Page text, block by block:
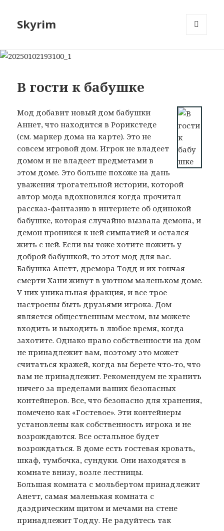
Skyrim
В гости к бабушке
Мод добавит новый дом бабушки
Аннет, что находится в Рорикстеде
(см. маркер дома на карте). Это не
совсем игровой дом. Игрок не владеет
домом и не владеет предметами в
этом доме. Это больше похоже на дань
уважения трогательной истории, которой
автор мода вдохновился когда прочитал
рассказ-фантазию в интернете об одинокой
бабушке, которая случайно вызвала демона, и
демон проникся к ней симпатией и остался
жить с ней. Если вы тоже хотите пожить у
доброй бабушкой, то этот мод для вас.
Бабушка Анетт, дремора Тодд и их гончая
смерти Хани живут в уютном маленьком доме.
У них уникальная фракция, и все трое
настроены быть друзьями игрока. Дом
является общественным местом, вы можете
входить и выходить в любое время, когда
захотите. Однако право собственности на дом
не принадлежит вам, поэтому это может
считаться кражей, когда вы берете что-то, что
вам не принадлежит. Рекомендуем не хранить
ничего за пределами ваших безопасных
контейнеров. Все, что безопасно для хранения,
помечено как «Гостевое». Эти контейнеры
установлены как собственность игрока и не
возрождаются. Все остальное будет
возрождаться. В доме есть гостевая кровать,
шкаф, тумбочка, сундуки. Они находятся в
комнате внизу, возле лестницы.
Большая комната с мольбертом принадлежит
Анетт, самая маленькая комната с
даэдрическим щитом и мечами на стене
принадлежит Тодду. Не радуйтесь так